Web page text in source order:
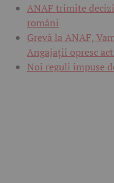
ANAF trimite
români
Grevă la ANAF,
Angajații opresc
Noi reguli impuse